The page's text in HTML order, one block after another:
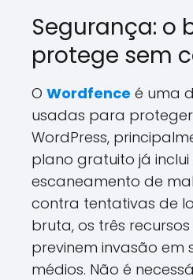
Segurança: o
protege sem
O Wordfence é uma
usadas para
WordPress,
plano gratuito já inclui
escaneamento de
contra tentativas de
bruta, os três
previnem invasão em
médios. Não é